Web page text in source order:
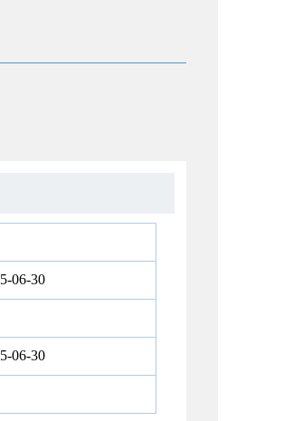
06-30
06-30